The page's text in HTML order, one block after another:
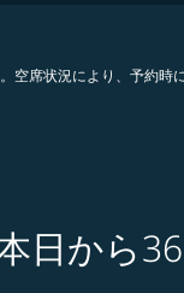
席状況により、予約
日から